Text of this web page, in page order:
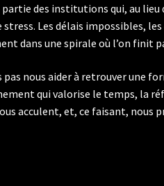
des institutions qui, au
stress. Les délais impossibles,
dans une spirale où l’on finit
nous aider à retrouver une
qui valorise le temps, la
acculent, et, ce faisant, nous